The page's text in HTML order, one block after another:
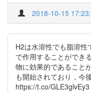
2018-10-15
H2は水溶性でも脂溶
で作用することができ
物に効果的であること
も開始されており，今
https://t.co/GLE3glvEy3